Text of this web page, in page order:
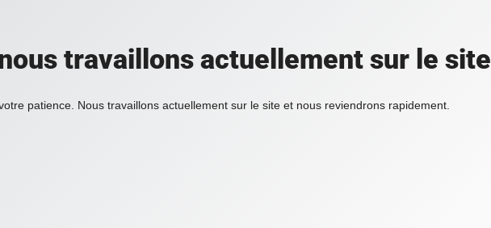
travaillons actuellement sur le site
patience. Nous travaillons actuellement sur le site et nous reviendrons rapidement.